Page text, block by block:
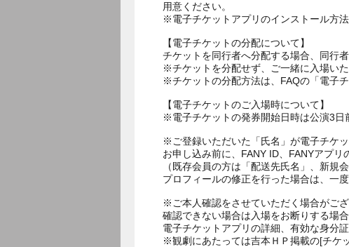
用意ください。
※電子チケットアプリのインストール方
【電子チケットの分配について】
チケットを同行者へ分配する場合、同行
※チケットを分配せず、ご一緒に入場いた
※チケットの分配方法は、FAQの「電子
【電子チケットのご入場時について】
※電子チケットの発券開始日時は公演3日
※ご登録いただいた「氏名」が電子チケッ
お申し込み前に、FANY ID、FANYアプ
（既存会員の方は「配送先氏名」、新規
プロフィールの修正を行った場合は、一
※ご本人確認をさせていただく場合がご
確認できない場合は入場をお断りする場
電子チケットアプリの詳細、有効な身分
※観劇にあたっては吉本ＨＰ掲載の[チケ